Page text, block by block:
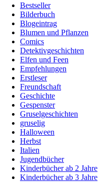
Bestseller
Bilderbuch
Blogeintrag
Blumen und Pflanzen
Comics
Detektivgeschichten
Elfen und Feen
Empfehlungen
Erstleser
Freundschaft
Geschichte
Gespenster
Gruselgeschichten
gruselig
Halloween
Herbst
Italien
Jugendbücher
Kinderbücher ab 2 Jahre
Kinderbücher ab 3 Jahre